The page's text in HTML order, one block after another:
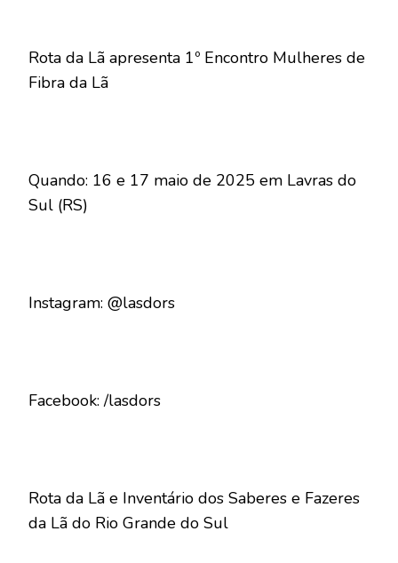
Rota da Lã apresenta 1º Encontro Mulheres de
Fibra da Lã
Quando: 16 e 17 maio de 2025 em Lavras do
Sul (RS)
Instagram: @lasdors
Facebook: /lasdors
Rota da Lã e Inventário dos Saberes e Fazeres
da Lã do Rio Grande do Sul